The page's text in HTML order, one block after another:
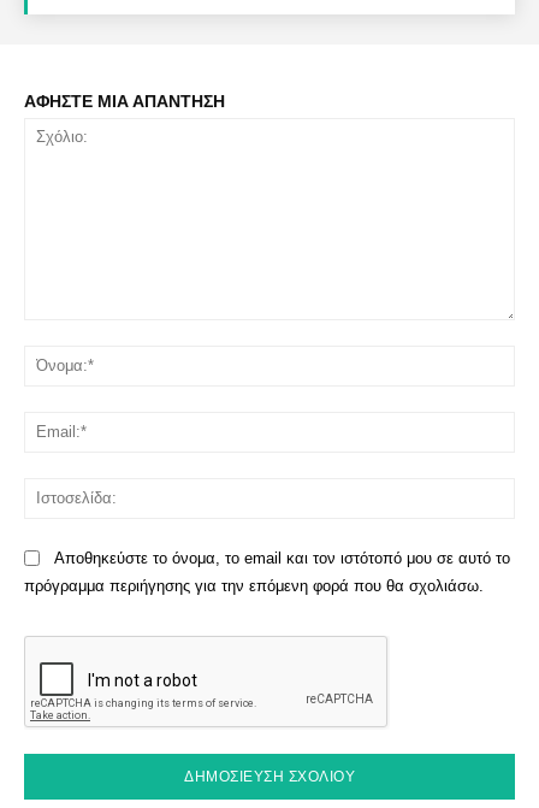
ΑΦΗΣΤΕ ΜΙΑ ΑΠΑΝΤΗΣΗ
Αποθηκεύστε το όνομα, το email και τον ιστότοπό μου σε αυτό το
πρόγραμμα περιήγησης για την επόμενη φορά που θα σχολιάσω.